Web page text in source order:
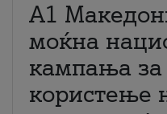
A1
моќна
кампања за
користење